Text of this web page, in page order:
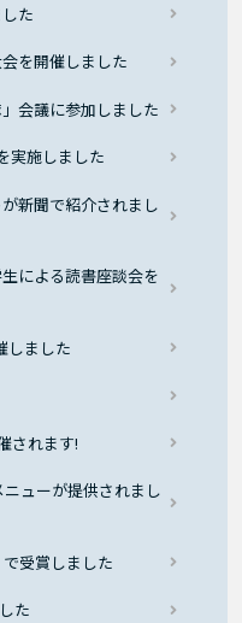
た
を開催しました
会議に参加しました
実施しました
新聞で紹介されまし
による読書座談会を
しました
されます!
ューが提供されまし
受賞しました
た